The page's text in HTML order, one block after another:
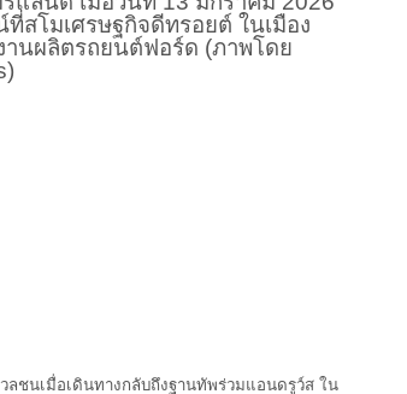
ชนเมื่อเดินทางกลับถึงฐานทัพร่วมแอนดรูว์ส ใน